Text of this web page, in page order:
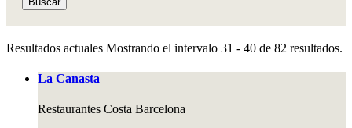
Resultados actuales Mostrando el intervalo 31 - 40 de 82 resultados.
La Canasta
Restaurantes Costa Barcelona